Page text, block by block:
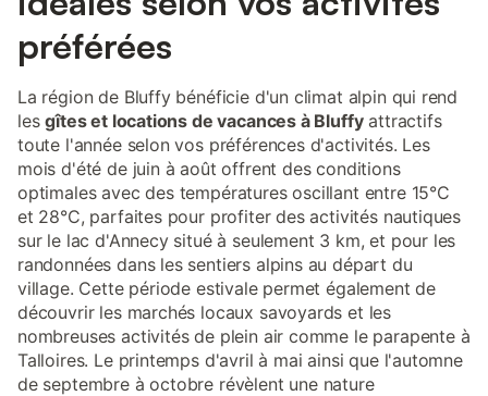
préférées
La région de Bluffy bénéficie d'un climat alpin qui rend
lesgîtes et locations de vacances à Bluffyattractifs
toute l'année selon vos préférences d'activités. Les
mois d'été de juin à août offrent des conditions
optimales avec des températures oscillant entre 15°C
et 28°C, parfaites pour profiter des activités nautiques
sur le lac d'Annecy situé à seulement 3 km, et pour les
randonnées dans les sentiers alpins au départ du
village. Cette période estivale permet également de
découvrir les marchés locaux savoyards et les
nombreuses activités de plein air comme le parapente à
Talloires. Le printemps d'avril à mai ainsi que l'automne
de septembre à octobre révèlent une nature